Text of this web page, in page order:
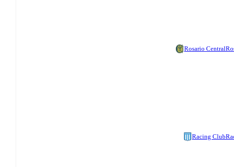
Rosario Central
Racing Club